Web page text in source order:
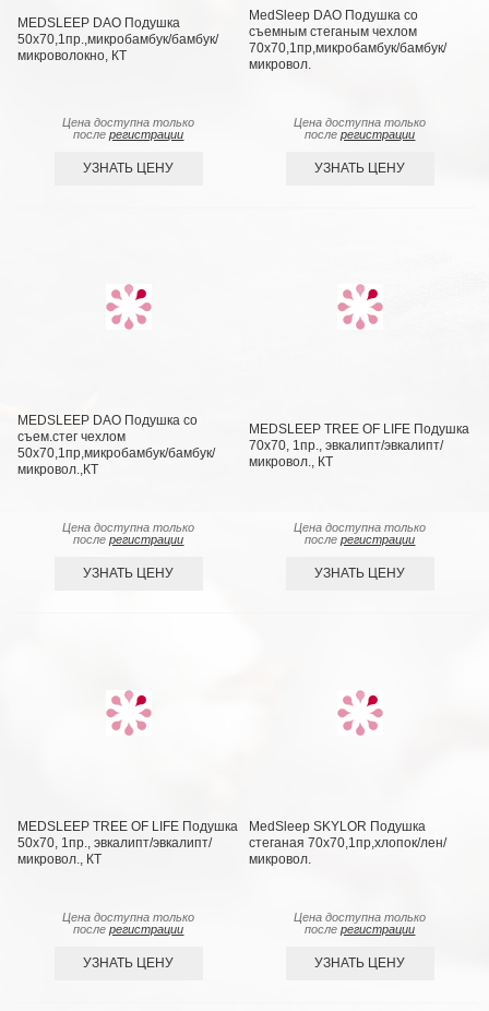
MEDSLEEP DAO Подушка
50х70,1пр.,микробамбук/бамбук/
микроволокно, КТ
Цена доступна только
послерегистрации
УЗНАТЬ ЦЕНУ
MedSleep DAO Подушка со
съемным стеганым чехлом
70х70,1пр,микробамбук/бамбук/
микровол.
Цена доступна только
послерегистрации
УЗНАТЬ ЦЕНУ
MEDSLEEP DAO Подушка со
съем.стег чехлом
50х70,1пр,микробамбук/бамбук/
микровол.,КТ
Цена доступна только
послерегистрации
УЗНАТЬ ЦЕНУ
MEDSLEEP TREE OF LIFE Подушка
70х70, 1пр., эвкалипт/эвкалипт/
микровол., КТ
Цена доступна только
послерегистрации
УЗНАТЬ ЦЕНУ
MEDSLEEP TREE OF LIFE Подушка
50х70, 1пр., эвкалипт/эвкалипт/
микровол., КТ
Цена доступна только
послерегистрации
УЗНАТЬ ЦЕНУ
MedSleep SKYLOR Подушка
стеганая 70х70,1пр,хлопок/лен/
микровол.
Цена доступна только
послерегистрации
УЗНАТЬ ЦЕНУ